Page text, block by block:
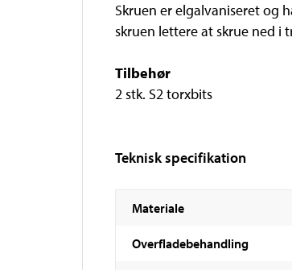
Skruen er elgalvaniseret og
skruen lettere at skrue ned i
Tilbehør
2 stk. S2 torxbits
Teknisk specifikation
Materiale
Overfladebehandling